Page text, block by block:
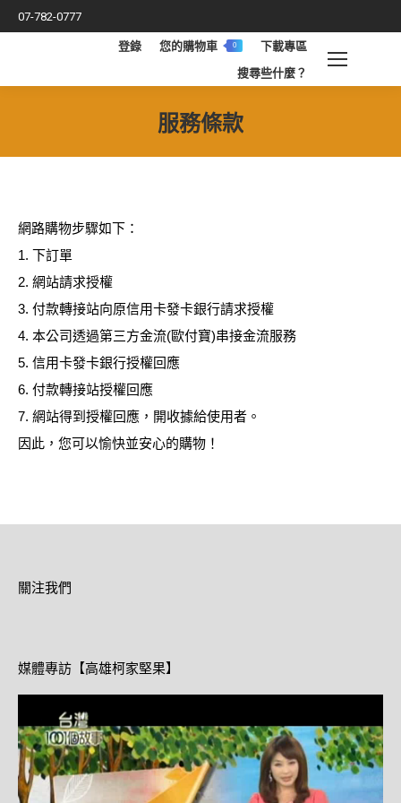
07-782-0777
登錄 您的購物車 0 下載專區
搜
索
搜尋些什麼？
服務條款
網路購物步驟如下：
1. 下訂單
2. 網站請求授權
3. 付款轉接站向原信用卡發卡銀行請求授權
4. 本公司透過第三方金流(歐付寶)串接金流服務
5. 信用卡發卡銀行授權回應
6. 付款轉接站授權回應
7. 網站得到授權回應，開收據給使用者。
因此，您可以愉快並安心的購物！
關注我們
媒體專訪【高雄柯家堅果】